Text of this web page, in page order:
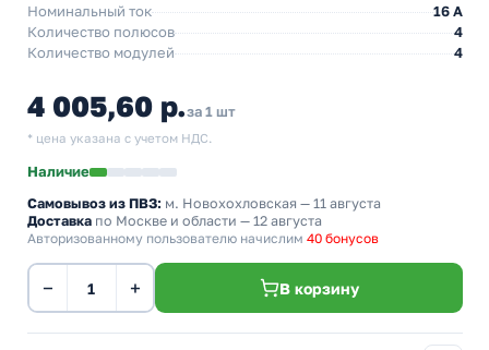
Номинальный ток
16 A
Количество полюсов
4
Количество модулей
4
4 005,60 р.за 1 шт
* цена указана с учетом НДС.
Наличие
Самовывоз из ПВЗ: м. Новохохловская — 11 августа
Доставка по Москве и области — 12 августа
Авторизованному пользователю начислим 40 бонусов
− + В корзину